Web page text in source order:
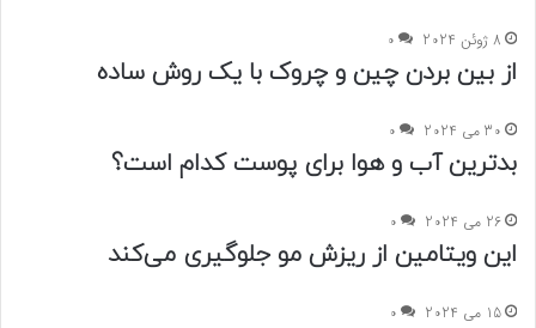
8 ژوئن 2024 0
از بین بردن چین و چروک با یک روش ساده
30 می 2024 0
بدترین آب و هوا برای پوست کدام است؟
26 می 2024 0
این ویتامین از ریزش مو جلوگیری می‌کند
15 می 2024 0